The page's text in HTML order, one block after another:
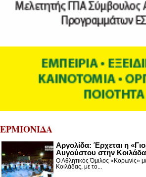
ΕΡΜΙΟΝΙΔΑ
Αργολίδα: Έρχεται η
Αυγούστου στην Κοιλάδα
Ο Αθλητικός Όμιλος «Κορωνίς»
Κοιλάδας, με το...